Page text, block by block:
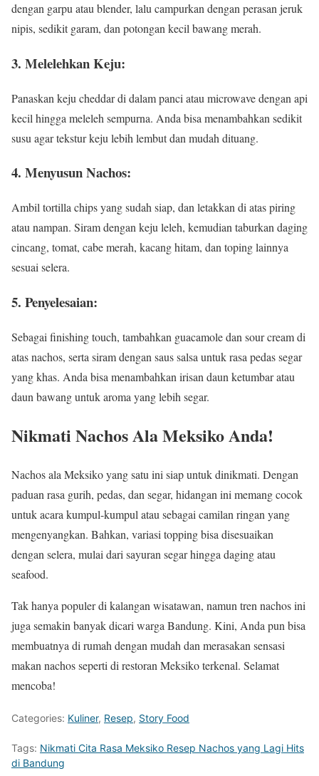
dengan garpu atau blender, lalu campurkan dengan perasan jeruk
nipis, sedikit garam, dan potongan kecil bawang merah.
3. Melelehkan Keju:
Panaskan keju cheddar di dalam panci atau microwave dengan api
kecil hingga meleleh sempurna. Anda bisa menambahkan sedikit
susu agar tekstur keju lebih lembut dan mudah dituang.
4. Menyusun Nachos:
Ambil tortilla chips yang sudah siap, dan letakkan di atas piring
atau nampan. Siram dengan keju leleh, kemudian taburkan daging
cincang, tomat, cabe merah, kacang hitam, dan toping lainnya
sesuai selera.
5. Penyelesaian:
Sebagai finishing touch, tambahkan guacamole dan sour cream di
atas nachos, serta siram dengan saus salsa untuk rasa pedas segar
yang khas. Anda bisa menambahkan irisan daun ketumbar atau
daun bawang untuk aroma yang lebih segar.
Nikmati Nachos Ala Meksiko Anda!
Nachos ala Meksiko yang satu ini siap untuk dinikmati. Dengan
paduan rasa gurih, pedas, dan segar, hidangan ini memang cocok
untuk acara kumpul-kumpul atau sebagai camilan ringan yang
mengenyangkan. Bahkan, variasi topping bisa disesuaikan
dengan selera, mulai dari sayuran segar hingga daging atau
seafood.
Tak hanya populer di kalangan wisatawan, namun tren nachos ini
juga semakin banyak dicari warga Bandung. Kini, Anda pun bisa
membuatnya di rumah dengan mudah dan merasakan sensasi
makan nachos seperti di restoran Meksiko terkenal. Selamat
mencoba!
Categories: Kuliner, Resep, Story Food
Tags: Nikmati Cita Rasa Meksiko Resep Nachos yang Lagi Hits
di Bandung